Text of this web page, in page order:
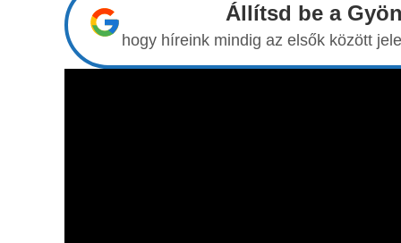
Állítsd be a
hogy híreink mindig az elsők között